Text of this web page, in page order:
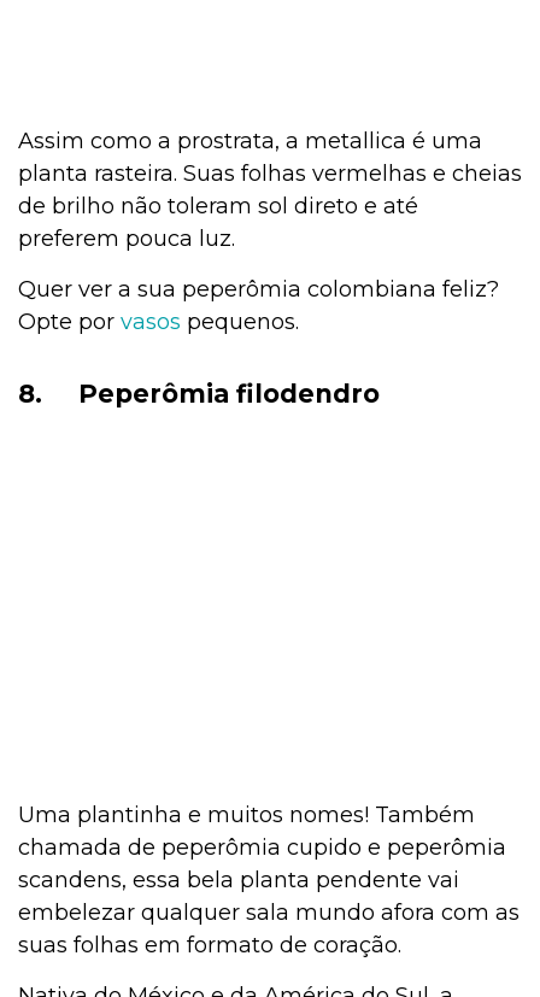
Assim como a prostrata, a metallica é uma
planta rasteira. Suas folhas vermelhas e cheias
de brilho não toleram sol direto e até
preferem pouca luz.
Quer ver a sua peperômia colombiana feliz?
Opte por vasos pequenos.
8. Peperômia filodendro
Uma plantinha e muitos nomes! Também
chamada de peperômia cupido e peperômia
scandens, essa bela planta pendente vai
embelezar qualquer sala mundo afora com as
suas folhas em formato de coração.